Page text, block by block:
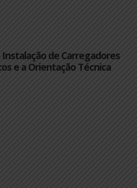
de Carregadores
e a Orientação Técnica